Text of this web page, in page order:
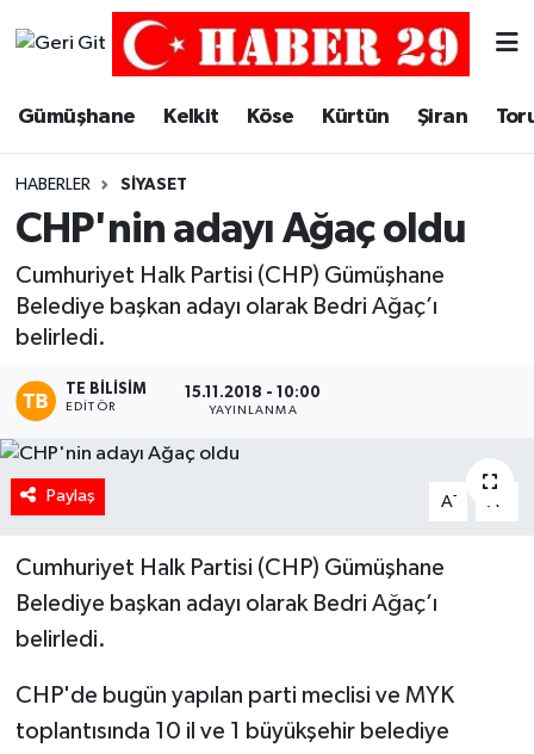
Gümüşhane Kelkit Köse Kürtün Şiran
HABERLER SIYASET
CHP'nin adayı Ağaç oldu
Cumhuriyet Halk Partisi (CHP) Gümüşhane
Belediye başkan adayı olarak Bedri Ağaç’ı
belirledi.
TE BILISIM
EDITÖR
15.11.2018 - 10:00
YAYINLANMA
Paylaş A- A
Cumhuriyet Halk Partisi (CHP) Gümüşhane
Belediye başkan adayı olarak Bedri Ağaç’ı
belirledi.
CHP'de bugün yapılan parti meclisi ve MYK
toplantısında 10 il ve 1 büyükşehir belediye
Merkez Trafik Yoğunluk Haritası
Süper Lig Puan Durumu ve Fikstür
Tüm Manşetler
Son Dakika Haberleri
Haber Arşivi